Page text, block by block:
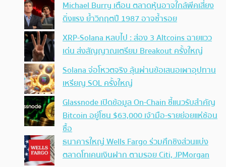
Michael Burry เตือน ตลาดหุ้นอาจใกล้พีคเสี่ยง
ดิ่งแรง ย้ำวิกฤตปี 1987 อาจซ้ำรอย
XRP-Solana หลบไป : ส่อง 3 Altcoins ฉายแวว
เด่น ส่งสัญญาณเตรียม Breakout ครั้งใหญ่
Solana จ่อโหวตจริง ลุ้นผ่านข้อเสนอเผาอุปทาน
เหรียญ SOL ครั้งใหญ่
Glassnode เปิดข้อมูล On-Chain ชี้แนวรับสำคัญ
Bitcoin อยู่โซน $63,000 เจ้ามือ-รายย่อยแห่ช้อน
ซื้อ
ธนาคารใหญ่ Wells Fargo ร่วมศึกชิงส่วนแบ่ง
ตลาดโทเคนเงินฝาก ตามรอย Citi, JPMorgan